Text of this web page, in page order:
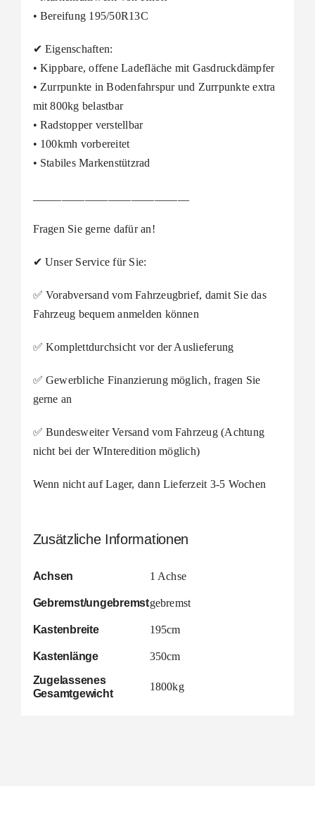
• Bereifung 195/50R13C
✔ Eigenschaften:
• Kippbare, offene Ladefläche mit Gasdruckdämpfer
• Zurrpunkte in Bodenfahrspur und Zurrpunkte extra
mit 800kg belastbar
• Radstopper verstellbar
• 100kmh vorbereitet
• Stabiles Markenstützrad
Fragen Sie gerne dafür an!
✔ Unser Service für Sie:
✅ Vorabversand vom Fahrzeugbrief, damit Sie das
Fahrzeug bequem anmelden können
✅ Komplettdurchsicht vor der Auslieferung
✅ Gewerbliche Finanzierung möglich, fragen Sie
gerne an
✅ Bundesweiter Versand vom Fahrzeug (Achtung
nicht bei der WInteredition möglich)
Wenn nicht auf Lager, dann Lieferzeit 3-5 Wochen
Zusätzliche Informationen
Achsen 1 Achse
Gebremst/ungebremstgebremst
Kastenbreite 195cm
Kastenlänge
350cm
Zugelassenes
Gesamtgewicht
1800kg